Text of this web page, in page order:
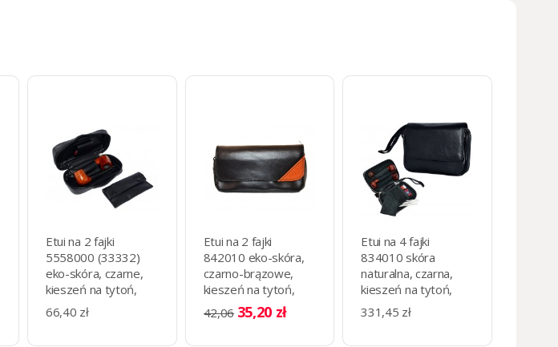
Etui na 2 fajki
5558000 (33332)
eko-skóra, czarne,
kieszeń na tytoń,
18x9 cm
66,40 zł
Etui na 2 fajki
842010 eko-skóra,
czarno-brązowe,
kieszeń na tytoń,
16x10 cm
42,06 35,20 zł
Etui na 4 fajki
834010 skóra
naturalna, czarna,
kieszeń na tytoń,
15x20 cm
331,45 zł